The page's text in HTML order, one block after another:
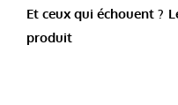
Et ceux qui échouent ?
produit